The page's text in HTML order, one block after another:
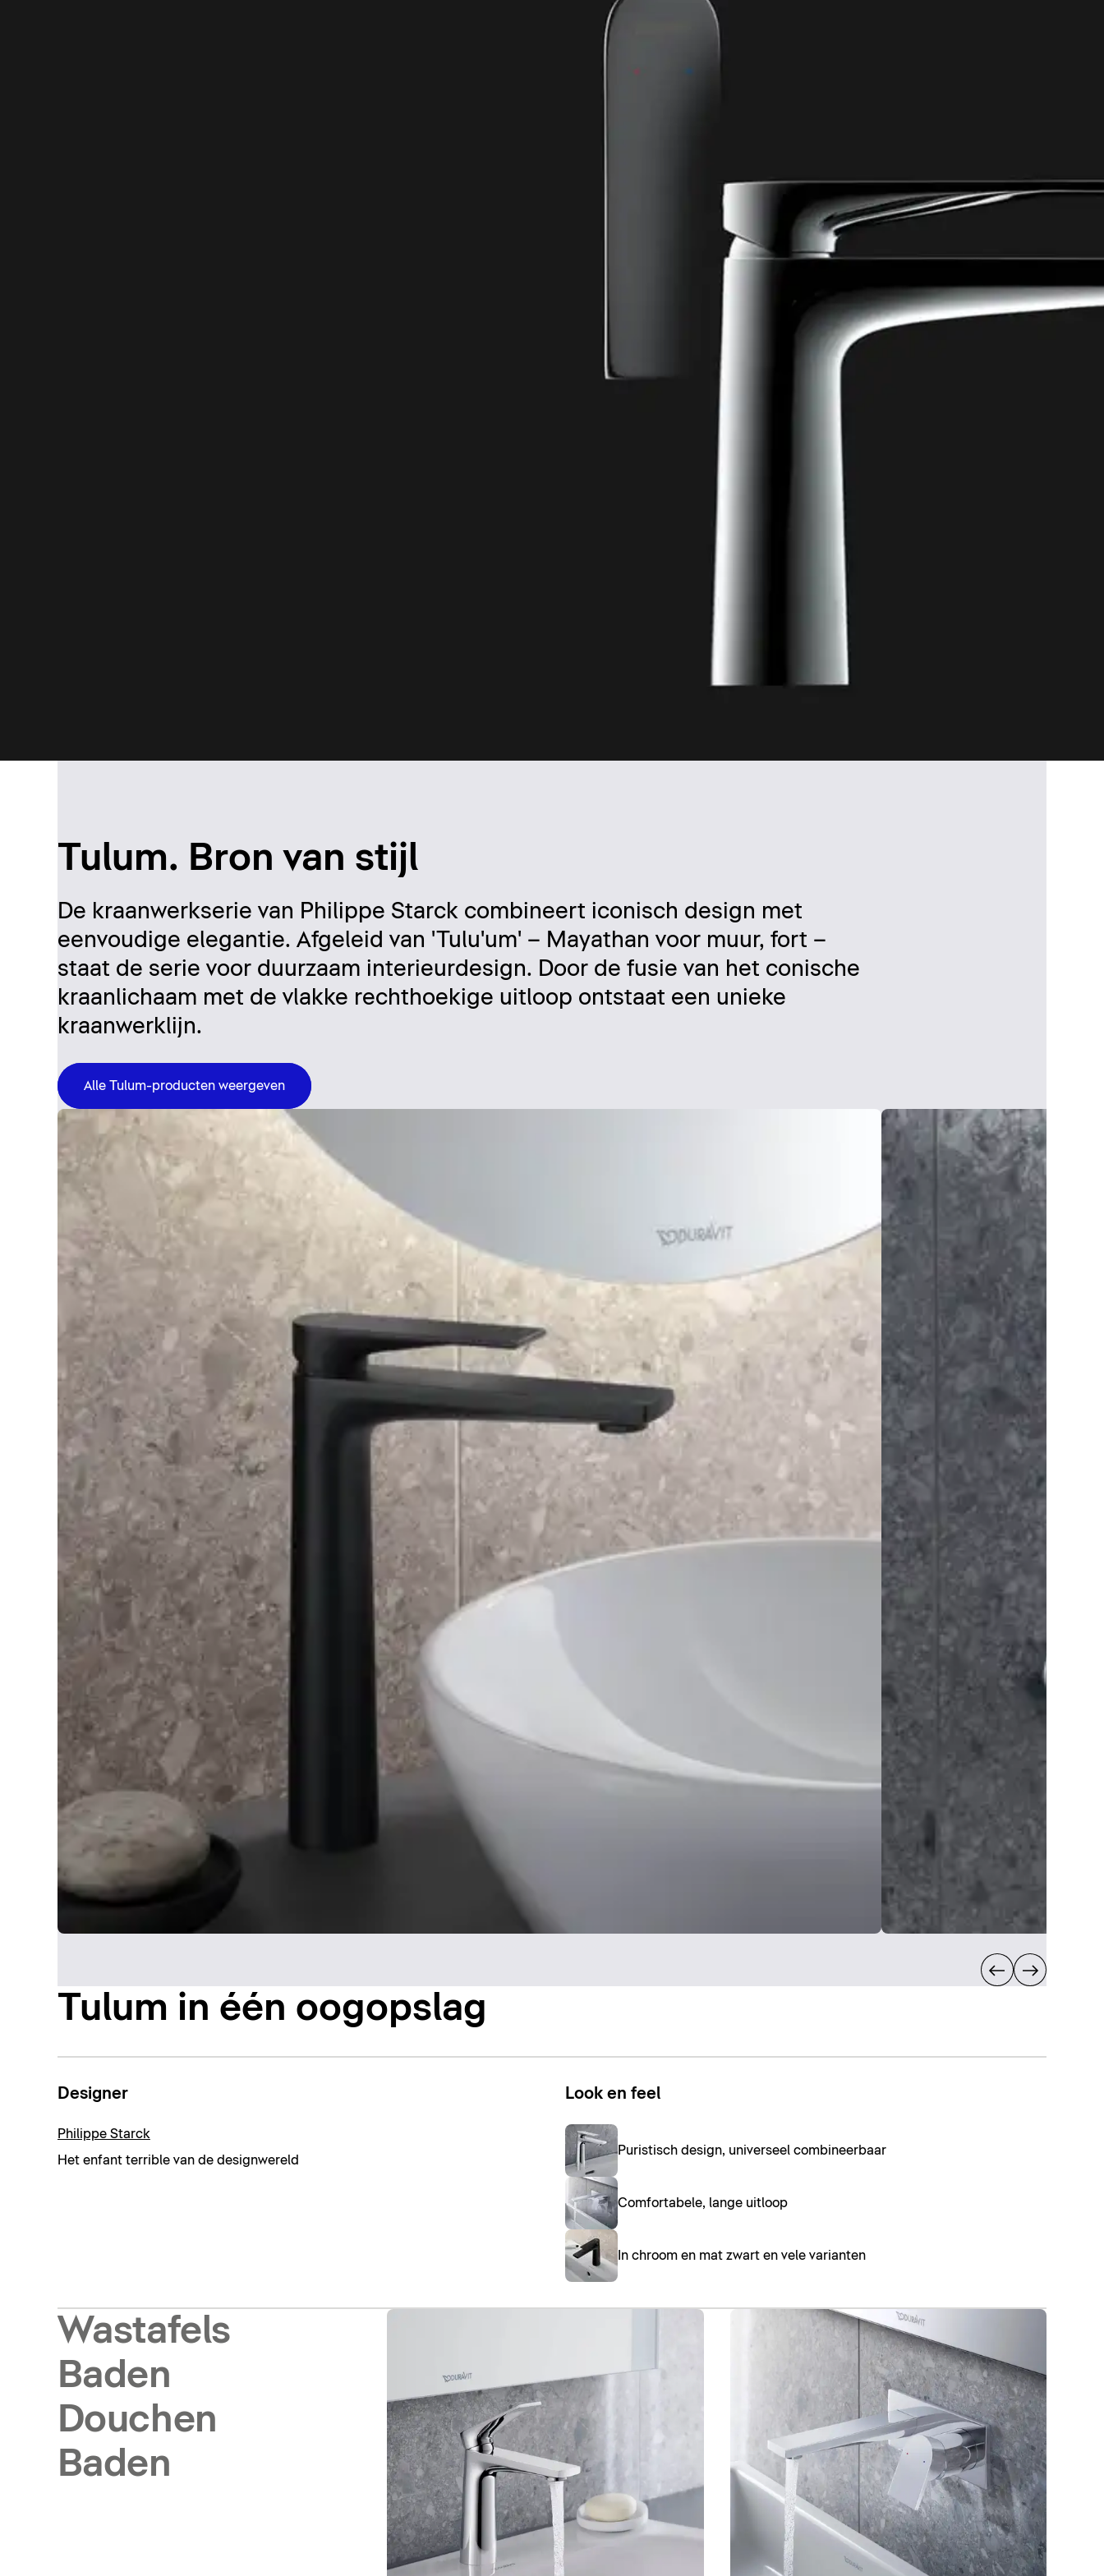
Tulum. Bron van stijl
De kraanwerkserie van Philippe Starck combineert iconisch design met
eenvoudige elegantie. Afgeleid van 'Tulu'um' – Mayathan voor muur, fort –
staat de serie voor duurzaam interieurdesign. Door de fusie van het conische
kraanlichaam met de vlakke rechthoekige uitloop ontstaat een unieke
kraanwerklijn.
Alle Tulum-producten weergeven
Tulum in één oogopslag
Designer
Philippe Starck
Het enfant terrible van de designwereld
Look en feel
Puristisch design, universeel combineerbaar
Comfortabele, lange uitloop
In chroom en mat zwart en vele varianten
Wastafels
Baden
Douchen
Baden